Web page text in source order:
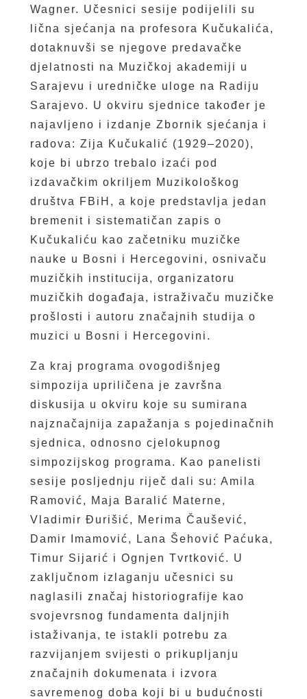
Wagner. Učesnici sesije podijelili su
lična sjećanja na profesora Kučukalića,
dotaknuvši se njegove predavačke
djelatnosti na Muzičkoj akademiji u
Sarajevu i uredničke uloge na Radiju
Sarajevo. U okviru sjednice također je
najavljeno i izdanje Zbornik sjećanja i
radova: Zija Kučukalić (1929–2020),
koje bi ubrzo trebalo izaći pod
izdavačkim okriljem Muzikološkog
društva FBiH, a koje predstavlja jedan
bremenit i sistematičan zapis o
Kučukaliću kao začetniku muzičke
nauke u Bosni i Hercegovini, osnivaču
muzičkih institucija, organizatoru
muzičkih događaja, istraživaču muzičke
prošlosti i autoru značajnih studija o
muzici u Bosni i Hercegovini.
Za kraj programa ovogodišnjeg
simpozija upriličena je završna
diskusija u okviru koje su sumirana
najznačajnija zapažanja s pojedinačnih
sjednica, odnosno cjelokupnog
simpozijskog programa. Kao panelisti
sesije posljednju riječ dali su: Amila
Ramović, Maja Baralić Materne,
Vladimir Đurišić, Merima Čaušević,
Damir Imamović, Lana Šehović Paćuka,
Timur Sijarić i Ognjen Tvrtković. U
zaključnom izlaganju učesnici su
naglasili značaj historiografije kao
svojevrsnog fundamenta daljnjih
istaživanja, te istakli potrebu za
razvijanjem svijesti o prikupljanju
značajnih dokumenata i izvora
savremenog doba koji bi u budućnosti